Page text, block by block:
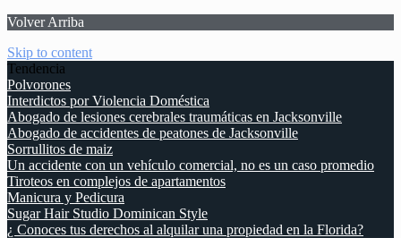
Volver Arriba
Skip to content
Tendencia
Polvorones
Interdictos por Violencia Doméstica
Abogado de lesiones cerebrales traumáticas en Jacksonville
Abogado de accidentes de peatones de Jacksonville
Sorrullitos de maiz
Un accidente con un vehículo comercial, no es un caso promedio
Tiroteos en complejos de apartamentos
Manicura y Pedicura
Sugar Hair Studio Dominican Style
¿ Conoces tus derechos al alquilar una propiedad en la Florida?